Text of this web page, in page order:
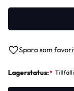
Lägg till i favoriter
Lagerstatus